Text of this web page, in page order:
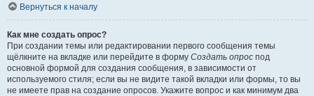
Вернуться к началу
Как мне создать опрос?
При создании темы или редактировании первого сообщения темы
щёлкните на вкладке или перейдите в форму Создать опрос под
основной формой для создания сообщения, в зависимости от
используемого стиля; если вы не видите такой вкладки или формы, то вы
не имеете прав на создание опросов. Укажите вопрос и как минимум два